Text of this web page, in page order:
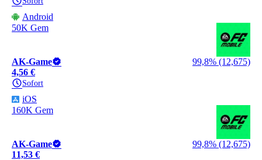
Android
50K Gem
AK-Game
99,8% (12,675)
4,56 €
Sofort
iOS
160K Gem
AK-Game
99,8% (12,675)
11,53 €